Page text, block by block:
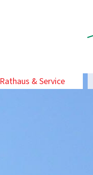
Rathaus & Service